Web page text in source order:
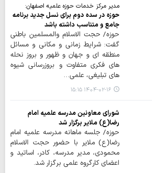
مدیر مرکز خدمات حوزه علمیه اصفهان:
حوزه در سده دوم برای نسل جدید برنامه
جامع و متناسب داشته باشد
حوزه/ حجت الاسلام والمسلمین باطنی
گفت: شرایط زمانی و مکانی و مسائل
منطقه ای و جهان و ظهور و بروز نحله
های فکری متفاوت و بروزرسانی شیوه
های تبلیغی، علمی…
۱۴۰۴-۰۲-۱۶ ۱۵:۱۵
شورای معاونین مدرسه علمیه امام
رضا(ع) ملایر برگزار شد
حوزه/ جلسه ماهانه‌ مدرسه علمیه امام
رضا(ع) ملایر با حضور حجت الاسلام
محمودی، مدیر مدرسه، کادر، اساتید و
اعضای کارگروه علمی برگزار شد.